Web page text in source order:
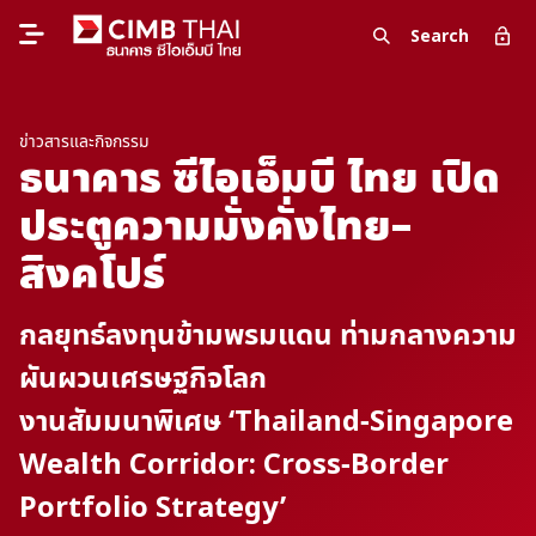
Search
ข่าวสารและกิจกรรม
ธนาคาร ซีไอเอ็มบี ไทย เปิด
ประตูความมั่งคั่งไทย–
สิงคโปร์
กลยุทธ์ลงทุนข้ามพรมแดน ท่ามกลางความ
ผันผวนเศรษฐกิจโลก
งานสัมมนาพิเศษ ‘Thailand-Singapore
Wealth Corridor: Cross-Border
Portfolio Strategy’